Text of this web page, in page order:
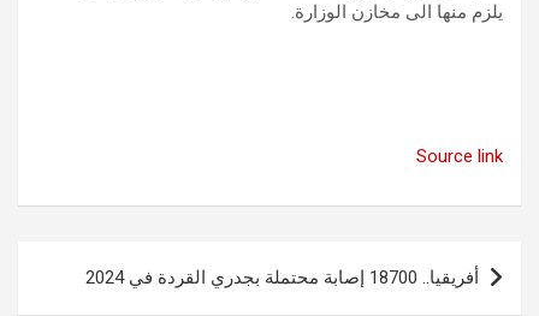
يلزم منها الى مخازن الوزارة.
Source link
تصفّح
المقالات
أفريقيا.. 18700 إصابة محتملة بجدري القردة في 2024